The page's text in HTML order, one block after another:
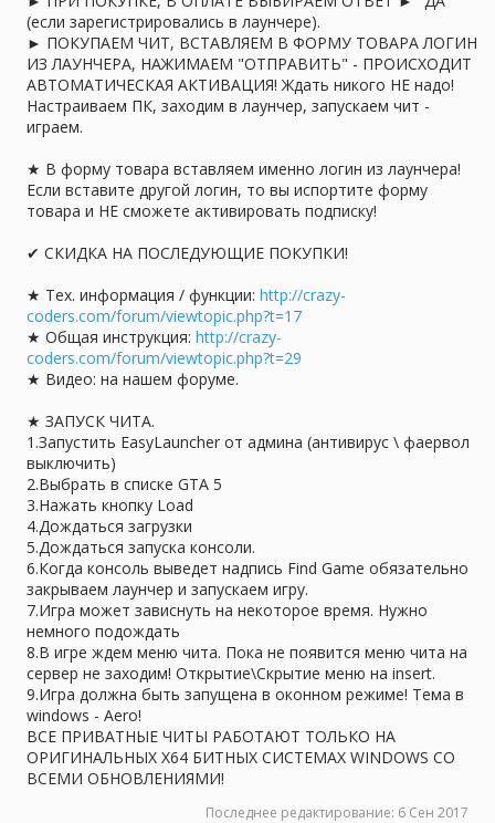
(если зарегистрировались в лаунчере).
► ПОКУПАЕМ ЧИТ, ВСТАВЛЯЕМ В ФОРМУ ТОВАРА ЛОГИН
ИЗ ЛАУНЧЕРА, НАЖИМАЕМ "ОТПРАВИТЬ" - ПРОИСХОДИТ
АВТОМАТИЧЕСКАЯ АКТИВАЦИЯ! Ждать никого НЕ надо!
Настраиваем ПК, заходим в лаунчер, запускаем чит -
играем.
★ В форму товара вставляем именно логин из лаунчера!
Если вставите другой логин, то вы испортите форму
товара и НЕ сможете активировать подписку!
✔ СКИДКА НА ПОСЛЕДУЮЩИЕ ПОКУПКИ!
★ Тех. информация / функции: http://crazy-
coders.com/forum/viewtopic.php?t=17
★ Общая инструкция: http://crazy-
coders.com/forum/viewtopic.php?t=29
★ Видео: на нашем форуме.
★ ЗАПУСК ЧИТА.
1.Запустить EasyLauncher от админа (антивирус \ фаервол
выключить)
2.Выбрать в списке GTA 5
3.Нажать кнопку Load
4.Дождаться загрузки
5.Дождаться запуска консоли.
6.Когда консоль выведет надпись Find Game обязательно
закрываем лаунчер и запускаем игру.
7.Игра может зависнуть на некоторое время. Нужно
немного подождать
8.В игре ждем меню чита. Пока не появится меню чита на
сервер не заходим! Открытие\Скрытие меню на insert.
9.Игра должна быть запущена в оконном режиме! Тема в
windows - Aero!
ВСЕ ПРИВАТНЫЕ ЧИТЫ РАБОТАЮТ ТОЛЬКО НА
ОРИГИНАЛЬНЫХ Х64 БИТНЫХ СИСТЕМАХ WINDOWS СО
ВСЕМИ ОБНОВЛЕНИЯМИ!
Последнее редактирование: 6 Сен 2017